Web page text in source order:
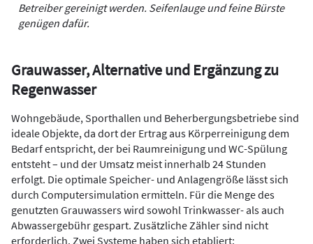
Betreiber gereinigt werden. Seifenlauge und feine Bürste
genügen dafür.
Grauwasser, Alternative und Ergänzung zu
Regenwasser
Wohngebäude, Sporthallen und Beherbergungsbetriebe sind
ideale Objekte, da dort der Ertrag aus Körperreinigung dem
Bedarf entspricht, der bei Raumreinigung und WC-Spülung
entsteht – und der Umsatz meist innerhalb 24 Stunden
erfolgt. Die optimale Speicher- und Anlagengröße lässt sich
durch Computersimulation ermitteln. Für die Menge des
genutzten Grauwassers wird sowohl Trinkwasser- als auch
Abwassergebühr gespart. Zusätzliche Zähler sind nicht
erforderlich. Zwei Systeme haben sich etabliert: